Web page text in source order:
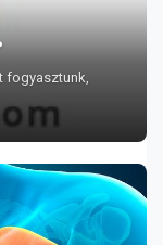
fogyasztunk,